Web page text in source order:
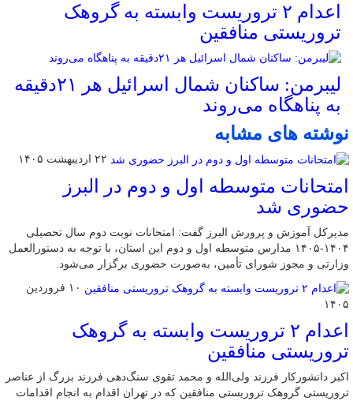
اعدام ۲ تروریست وابسته به گروهک
تروریستی منافقین
لیبرمن: ساکنان شمال اسرائیل هر ۲۱دقیقه
به پناهگاه می‌روند
نوشته های مشابه
۲۲ اردیبهشت ۱۴۰۵
امتحانات متوسطه اول و دوم در البرز
حضوری شد
مدیرکل آموزش و پرورش البرز گفت: امتحانات نوبت دوم سال تحصیلی
۱۴۰۴-۱۴۰۵ مدارس متوسطه اول و دوم این استان، با توجه به دستورالعمل
وزارتی و مجوز شورای تأمین، به‌صورت حضوری برگزار می‌شود.
۱۰ فروردین
۱۴۰۵
اعدام ۲ تروریست وابسته به گروهک
تروریستی منافقین
اکبر دانشورکار فرزند ولی‌الله و محمد تقوی سنگ‌دهی فرزند بزرگ از عناصر
تروریستی گروهک تروریستی منافقین که در تهران اقدام به انجام اقدامات